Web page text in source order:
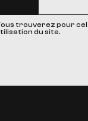
trouverez pour
du site.